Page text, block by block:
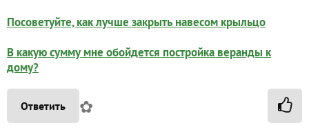
Посоветуйте, как лучше закрыть навесом крыльцо
В какую сумму мне обойдется постройка веранды к
дому?
Ответить ✿